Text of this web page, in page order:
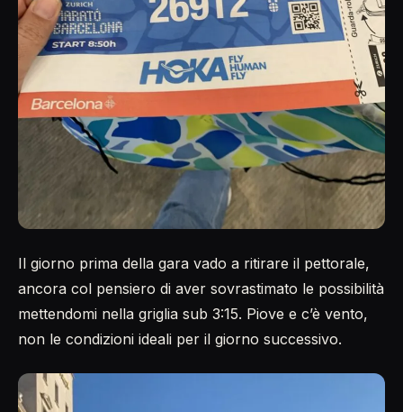
Il giorno prima della gara vado a ritirare il pettorale,
ancora col pensiero di aver sovrastimato le possibilità
mettendomi nella griglia sub 3:15. Piove e c’è vento,
non le condizioni ideali per il giorno successivo.